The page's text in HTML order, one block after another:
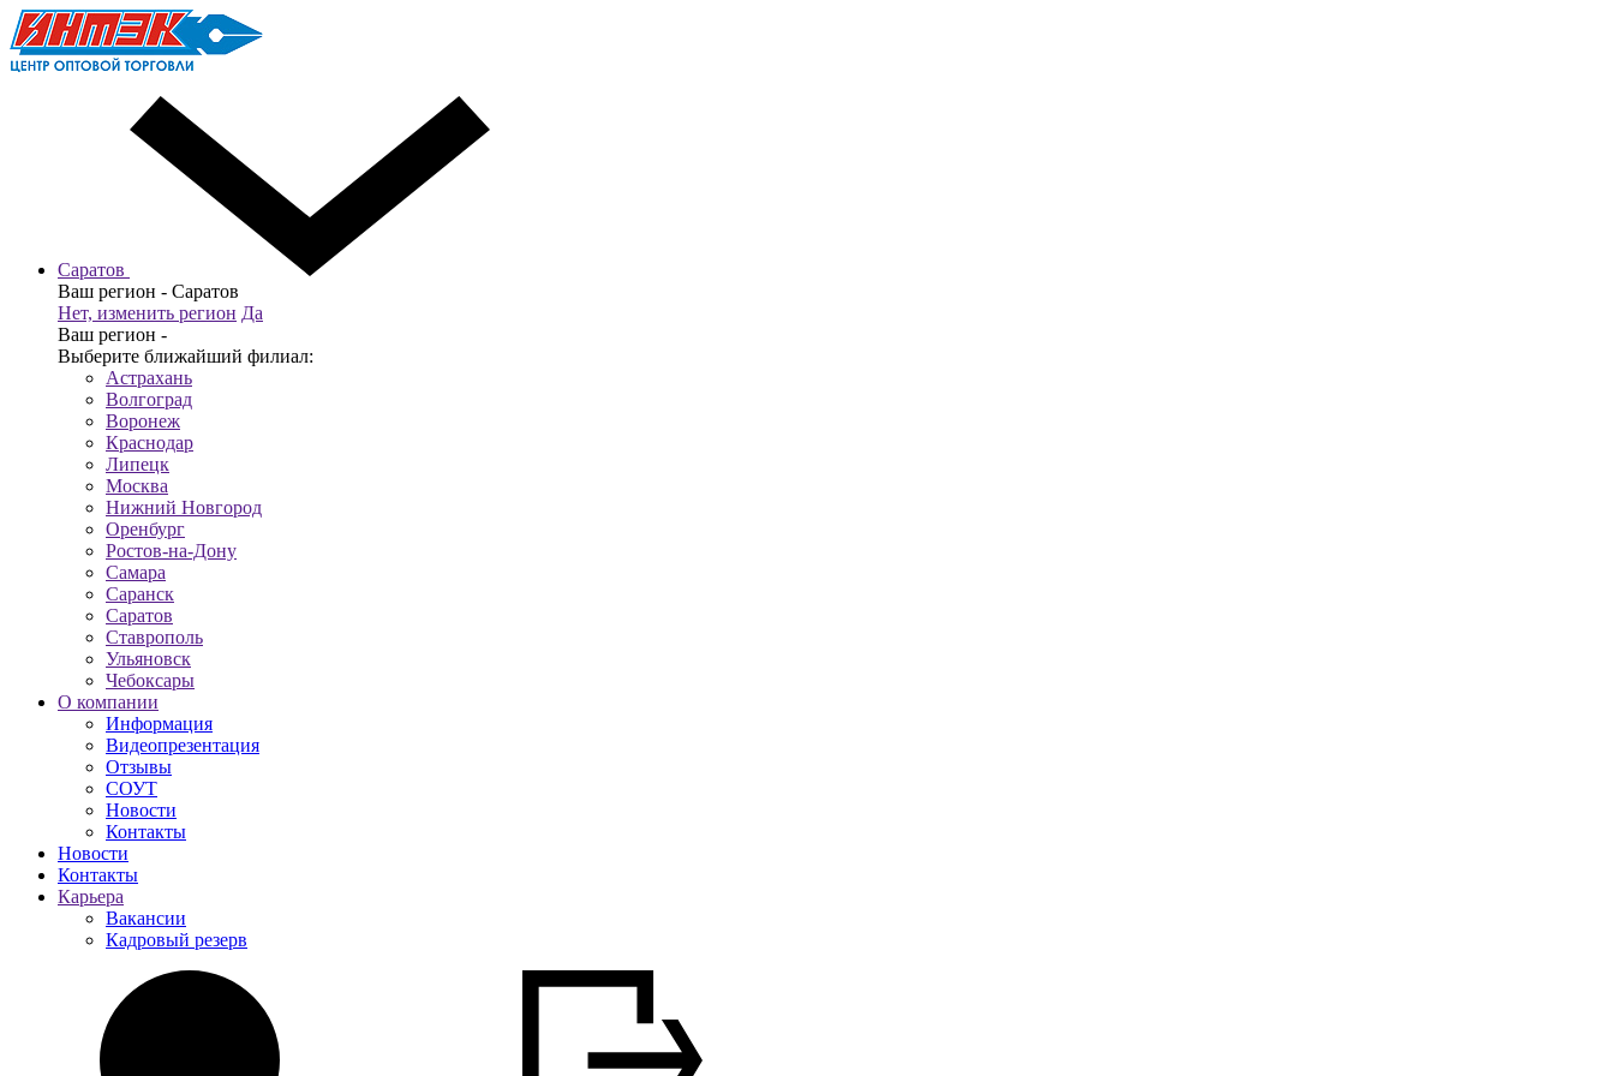
Саратов
Ваш регион - Саратов
Нет, изменить регион Да
Ваш регион -
Выберите ближайший филиал:
Астрахань
Волгоград
Воронеж
Краснодар
Липецк
Москва
Нижний Новгород
Оренбург
Ростов-на-Дону
Самара
Саранск
Саратов
Ставрополь
Ульяновск
Чебоксары
О компании
Информация
Видеопрезентация
Отзывы
СОУТ
Новости
Контакты
Новости
Контакты
Карьера
Вакансии
Кадровый резерв